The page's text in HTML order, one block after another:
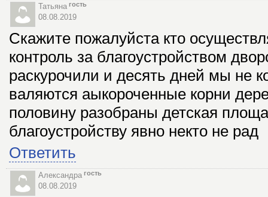
Татьяна гость
08.08.2019
Скажите пожалуйста кто
контроль за благоустройством
раскурочили и десять дней мы не
валяются аыкороченные корни
половину разобраны детская
благоустройству явно некто не рад
Ответить
Александра гость
08.08.2019